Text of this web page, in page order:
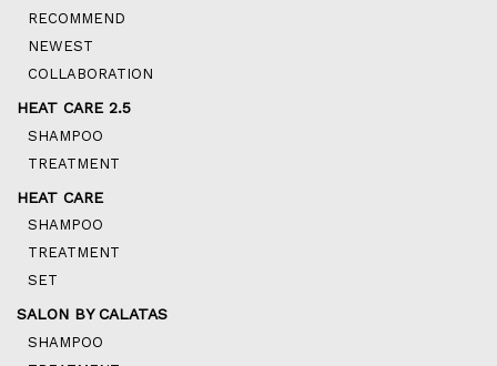
RECOMMEND
NEWEST
COLLABORATION
HEAT CARE 2.5
SHAMPOO
TREATMENT
HEAT CARE
SHAMPOO
TREATMENT
SET
SALON BY CALATAS
SHAMPOO